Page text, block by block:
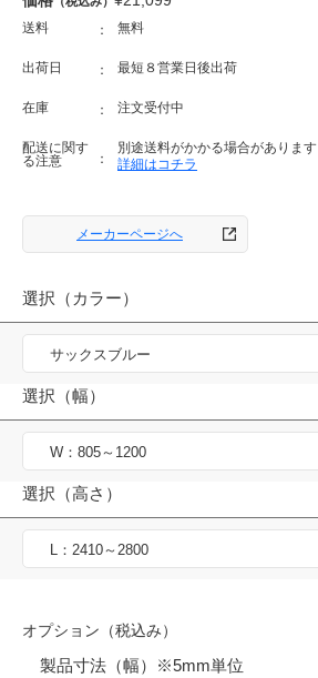
送料 無料
出荷日 最短８営業日後出荷
在庫 注文受付中
配送に関す
る注意
別途送料がかかる場合があります
詳細はコチラ
メーカーページへ
選択（カラー）
選択（幅）
選択（高さ）
オプション（税込み）
製品寸法（幅）※5mm単位